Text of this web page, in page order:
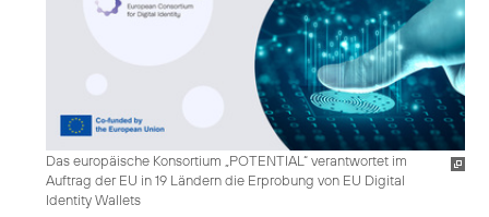
Das europäische Konsortium „POTENTIAL“ verantwortet im
Auftrag der EU in 19 Ländern die Erprobung von EU Digital
Identity Wallets